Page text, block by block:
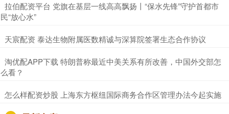
​拉伯配资平台 党旗在基层一线高高飘扬丨“保水先锋”守护首都市
民“放心水”
​天宸配资 泰达生物附属医数精诚与深算院签署生态合作协议
​淘优配APP下载 特朗普称最近中美关系有所改善，中国外交部怎
么看？
​怎么样配资炒股 上海东方枢纽国际商务合作区管理办法今起实施